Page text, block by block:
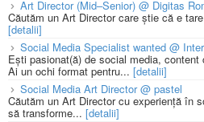
Art Director (Mid–Senior) @ Digitas
Căutăm un Art Director care știe că e
[detalii]
Social Media Specialist wanted @
Ești pasionat(ă) de social media,
Ai un ochi format pentru... [detalii]
Social Media Art Director @ pastel
Căutăm un Art Director cu experiență în
să transforme... [detalii]